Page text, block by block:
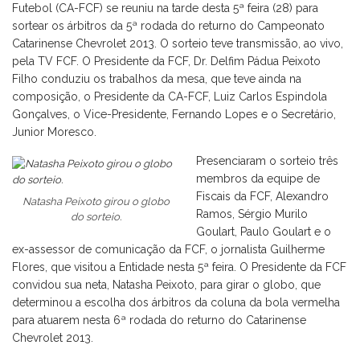
Futebol (CA-FCF) se reuniu na tarde desta 5ª feira (28) para
sortear os árbitros da 5ª rodada do returno do Campeonato
Catarinense Chevrolet 2013. O sorteio teve transmissão, ao vivo,
pela TV FCF. O Presidente da FCF, Dr. Delfim Pádua Peixoto
Filho conduziu os trabalhos da mesa, que teve ainda na
composição, o Presidente da CA-FCF, Luiz Carlos Espindola
Gonçalves, o Vice-Presidente, Fernando Lopes e o Secretário,
Junior Moresco.
Natasha Peixoto girou o globo
do sorteio.
Presenciaram o sorteio três
membros da equipe de
Fiscais da FCF, Alexandro
Ramos, Sérgio Murilo
Goulart, Paulo Goulart e o
ex-assessor de comunicação da FCF, o jornalista Guilherme
Flores, que visitou a Entidade nesta 5ª feira. O Presidente da FCF
convidou sua neta, Natasha Peixoto, para girar o globo, que
determinou a escolha dos árbitros da coluna da bola vermelha
para atuarem nesta 6ª rodada do returno do Catarinense
Chevrolet 2013.